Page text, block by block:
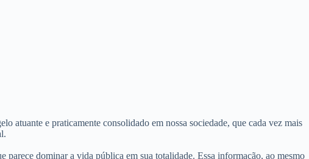
atuante e praticamente consolidado em nossa sociedade, que cada vez mais
dominar a vida pública em sua totalidade. Essa informação, ao mesmo